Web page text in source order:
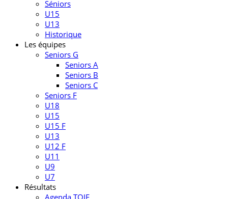
Séniors
U15
U13
Historique
Les équipes
Seniors G
Seniors A
Seniors B
Seniors C
Seniors F
U18
U15
U15 F
U13
U12 F
U11
U9
U7
Résultats
Agenda TOJF